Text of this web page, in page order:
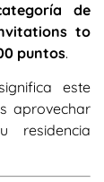
de
to
puntos.
este
aprovechar
residencia